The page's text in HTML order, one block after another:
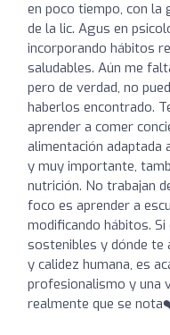
en poco tiempo, con la
de la lic. Agus en
incorporando hábitos
saludables. Aún me
pero de verdad, no
haberlos encontrado.
aprender a comer
alimentación
y muy importante,
nutrición. No trabajan
foco es aprender a
modificando hábitos.
sostenibles y dónde te
y calidez humana, es
profesionalismo y una
realmente que se